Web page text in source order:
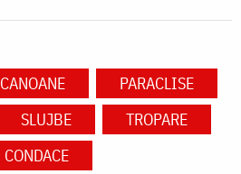
CANOANE
PARACLISE
SLUJBE
TROPARE
CONDACE